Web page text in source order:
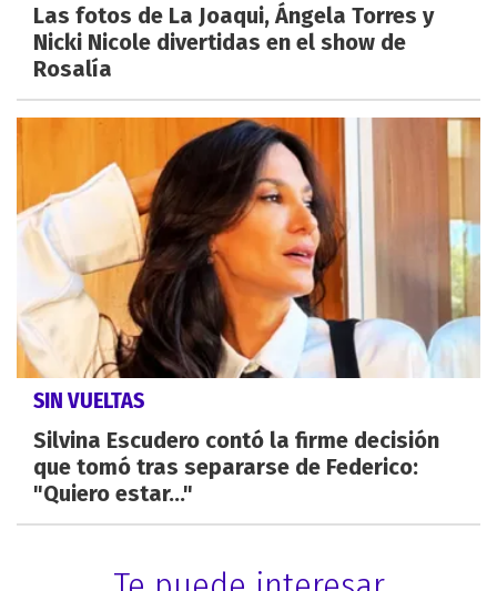
Las fotos de La Joaqui, Ángela Torres y
Nicki Nicole divertidas en el show de
Rosalía
SIN VUELTAS
Silvina Escudero contó la firme decisión
que tomó tras separarse de Federico:
"Quiero estar..."